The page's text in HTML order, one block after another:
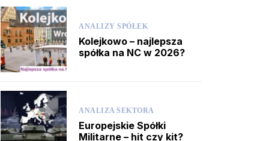
ANALIZY SPÓŁEK
Kolejkowo – najlepsza
spółka na NC w 2026?
ANALIZA SEKTORA
Europejskie Spółki
Militarne – hit czy kit?